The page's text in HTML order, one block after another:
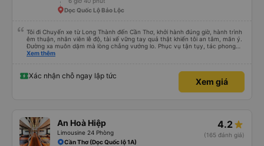
Dọc Quốc Lộ Bảo Lộc
Tôi đi Chuyến xe từ Long Thành đến Cần Thơ, khởi hành đúng giờ, hành trình
êm thuận, nhân viên lễ độ, tài xế vững tay quả thật khiến tôi an tâm, mãn ý.
Đường xa muôn dặm mà lòng chẳng vướng lo. Phục vụ tận tụy, tác phong
nghiêm cẩn, hiếm thấy giữa thời buổi kim tiền vội vã. Xã hội loạn đạo. Xin gửi
Xem thêm
Xác nhận chỗ ngay lập tức
Xem giá
An Hoà Hiệp
Limousine 24 Phòng
4.2
(165 đánh giá)
Cần Thơ (Dọc Quốc lộ 1A)